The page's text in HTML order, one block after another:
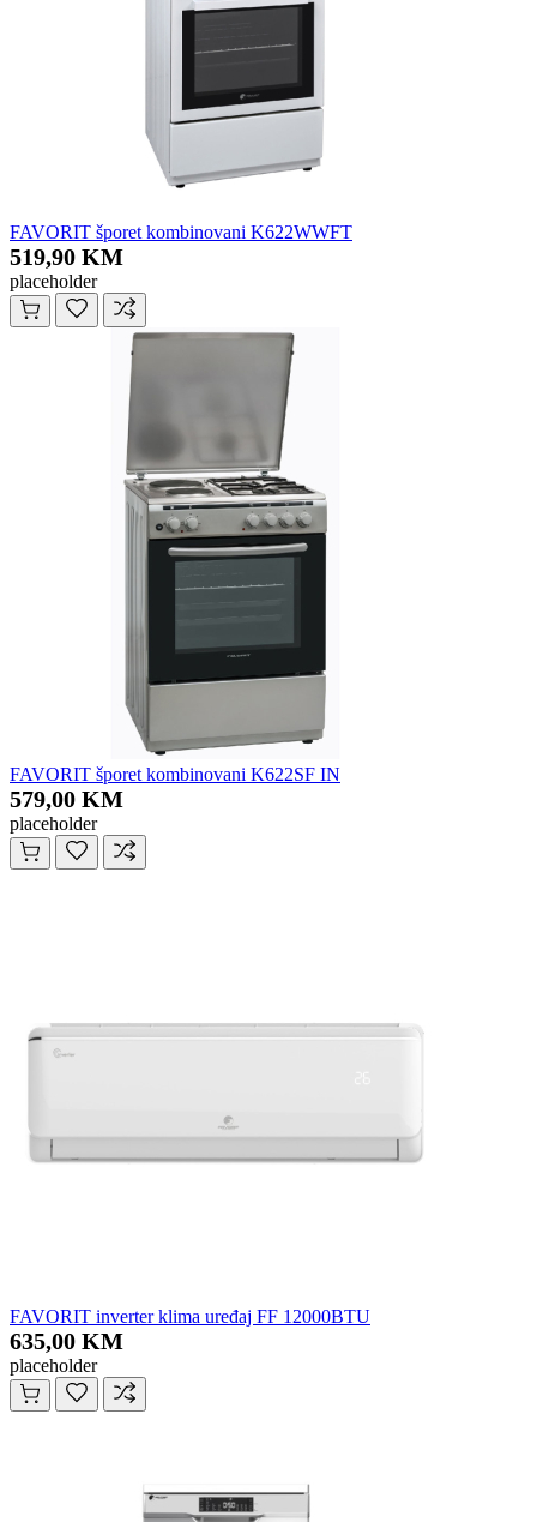
FAVORIT šporet kombinovani K622WWFT
519,90 KM
placeholder
FAVORIT šporet kombinovani K622SF IN
579,00 KM
placeholder
FAVORIT inverter klima uređaj FF 12000BTU
635,00 KM
placeholder